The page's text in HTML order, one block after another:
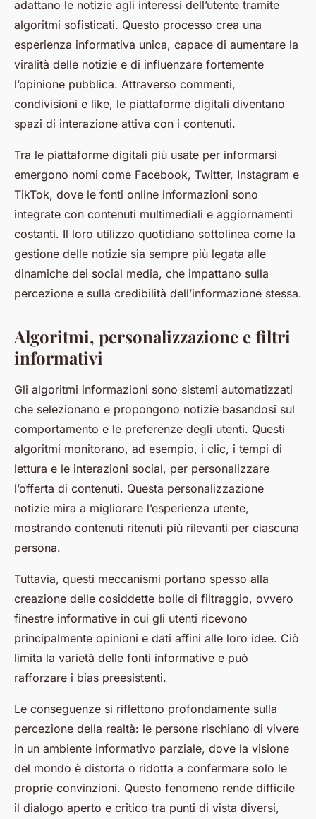
adattano le notizie agli interessi dell’utente tramite
algoritmi sofisticati. Questo processo crea una
esperienza informativa unica, capace di aumentare la
viralità delle notizie e di influenzare fortemente
l’opinione pubblica. Attraverso commenti,
condivisioni e like, le piattaforme digitali diventano
spazi di interazione attiva con i contenuti.
Tra le piattaforme digitali più usate per informarsi
emergono nomi come Facebook, Twitter, Instagram e
TikTok, dove le fonti online informazioni sono
integrate con contenuti multimediali e aggiornamenti
costanti. Il loro utilizzo quotidiano sottolinea come la
gestione delle notizie sia sempre più legata alle
dinamiche dei social media, che impattano sulla
percezione e sulla credibilità dell’informazione stessa.
Algoritmi, personalizzazione e filtri
informativi
Gli algoritmi informazioni sono sistemi automatizzati
che selezionano e propongono notizie basandosi sul
comportamento e le preferenze degli utenti. Questi
algoritmi monitorano, ad esempio, i clic, i tempi di
lettura e le interazioni social, per personalizzare
l’offerta di contenuti. Questa personalizzazione
notizie mira a migliorare l’esperienza utente,
mostrando contenuti ritenuti più rilevanti per ciascuna
persona.
Tuttavia, questi meccanismi portano spesso alla
creazione delle cosiddette bolle di filtraggio, ovvero
finestre informative in cui gli utenti ricevono
principalmente opinioni e dati affini alle loro idee. Ciò
limita la varietà delle fonti informative e può
rafforzare i bias preesistenti.
Le conseguenze si riflettono profondamente sulla
percezione della realtà: le persone rischiano di vivere
in un ambiente informativo parziale, dove la visione
del mondo è distorta o ridotta a confermare solo le
proprie convinzioni. Questo fenomeno rende difficile
il dialogo aperto e critico tra punti di vista diversi,